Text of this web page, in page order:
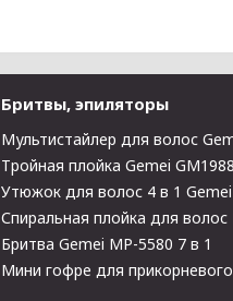
Бритвы, эпиляторы
Мультистайлер для волос
Тройная плойка Gemei GM1988
Утюжок для волос 4 в 1
Спиральная плойка для волос
Бритва Gemei MP-5580 7 в 1
Мини гофре для